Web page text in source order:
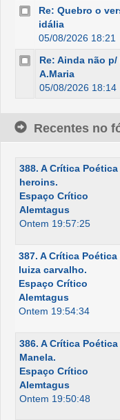
Re: Quebro o
idália
05/08/2026 18:21
Re: Ainda não
A.Maria
05/08/2026 18:14
Recentes no
388. A Crítica
heroins.
Espaço Crítico
Alemtagus
Ontem 19:57:25
387. A Crítica
luiza carvalho.
Espaço Crítico
Alemtagus
Ontem 19:54:34
386. A Crítica
Manela.
Espaço Crítico
Alemtagus
Ontem 19:50:48